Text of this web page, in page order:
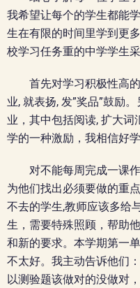
我希望让每个的学生都能
生在有限的时间里学到更
校学习任务重的中学学生
首先对学习积极性高的
业, 就表扬, 发”奖品”鼓励
业，其中包括阅读, 扩大
学的一种激励，我相信好
对不能每周完成一课作
为他们找出必须要做的重
不去的学生,教师应该多给
生，需要特殊照顾，帮助
和新的要求。本学期第一
不太好。我主动告诉他们
以测验题该做对的没做对